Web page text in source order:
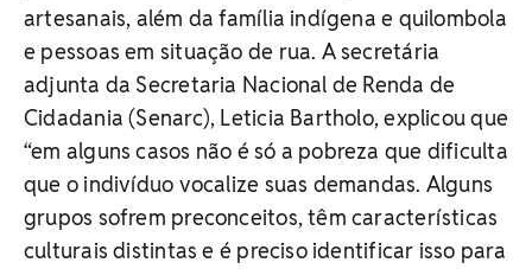
artesanais, além da família indígena e quilombola
e pessoas em situação de rua. A secretária
adjunta da Secretaria Nacional de Renda de
Cidadania (Senarc), Leticia Bartholo, explicou que
“em alguns casos não é só a pobreza que dificulta
que o indivíduo vocalize suas demandas. Alguns
grupos sofrem preconceitos, têm características
culturais distintas e é preciso identificar isso para